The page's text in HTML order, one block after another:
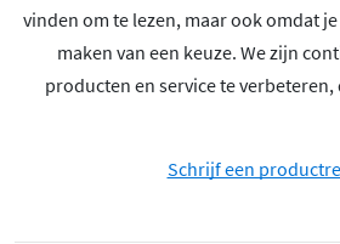
vinden om te lezen, maar ook omdat
maken van een keuze. We zijn
producten en service te
Schrijf een